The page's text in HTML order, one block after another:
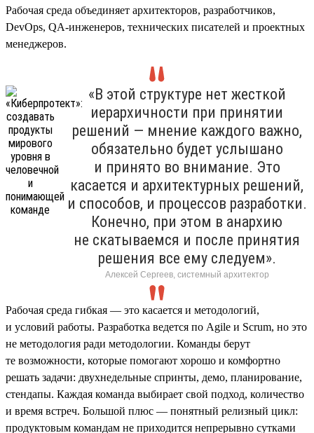
Рабочая среда объединяет архитекторов, разработчиков,
DevOps, QA-инженеров, технических писателей и проектных
менеджеров.
«В этой структуре нет жесткой
иерархичности при принятии
решений — мнение каждого важно,
обязательно будет услышано
и принято во внимание. Это
касается и архитектурных решений,
и способов, и процессов разработки.
Конечно, при этом в анархию
не скатываемся и после принятия
решения все ему следуем».
Алексей Сергеев, системный архитектор
Рабочая среда гибкая — это касается и методологий,
и условий работы. Разработка ведется по Agile и Scrum, но это
не методология ради методологии. Команды берут
те возможности, которые помогают хорошо и комфортно
решать задачи: двухнедельные спринты, демо, планирование,
стендапы. Каждая команда выбирает свой подход, количество
и время встреч. Большой плюс — понятный релизный цикл:
продуктовым командам не приходится непрерывно сутками